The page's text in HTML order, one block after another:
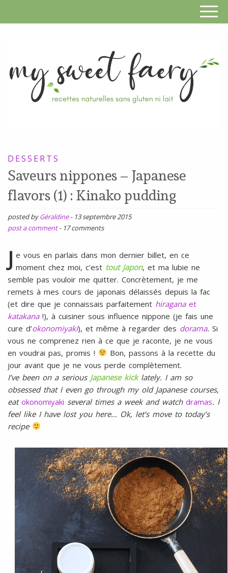
SANS
GLUTEN,
SANS
LAIT,
SOJA,
SANS
DESSERTS
Saveurs nippones – Japanese
flavors (1) : Kinako pudding
posted byGéraldine - 13 septembre 2015
post a comment - 17 comments
J e vous en parlais dans mon dernier billet, en ce
moment chez moi, c’est tout Japon, et ma lubie ne
semble pas vouloir me quitter. Concrètement, je me
remets à mes cours de japonais délaissés depuis la fac
(et dire que je connaissais parfaitement hiraganaet
katakana!), à cuisiner sous influence nippone (je fais une
cure d’okonomiyaki), et même à regarder des dorama. Si
vous ne comprenez rien à ce que je raconte, je ne vous
en voudrai pas, promis !
Bon, passons à la recette du
jour avant que je ne vous perde complètement.
I’ve been on a serious Japanese kicklately. I am so
obsessed that I even go through my old Japanese courses,
eat okonomiyaki several times a week and watch dramas. I
feel like I have lost you here… Ok, let’s move to today’s
recipe